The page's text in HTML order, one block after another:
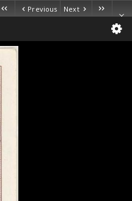
Previous Next